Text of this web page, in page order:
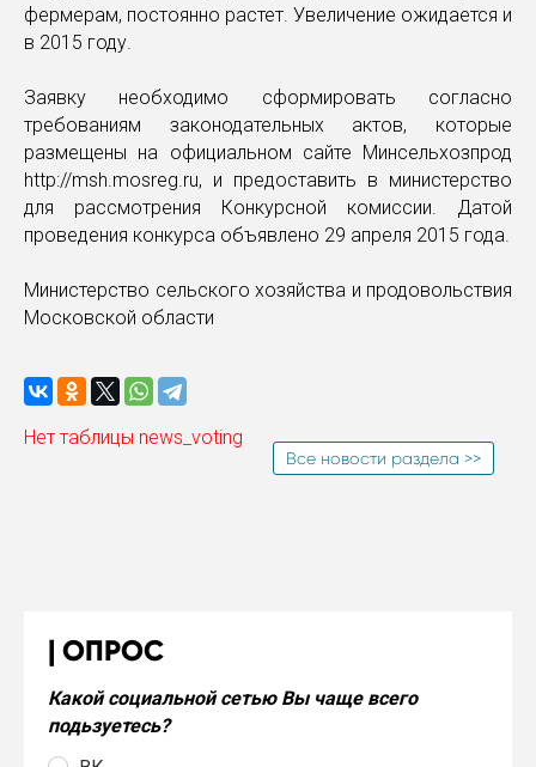
фермерам, постоянно растет. Увеличение ожидается и
в 2015 году.
Заявку необходимо сформировать согласно
требованиям законодательных актов, которые
размещены на официальном сайте Минсельхозпрод
http://msh.mosreg.ru, и предоставить в министерство
для рассмотрения Конкурсной комиссии. Датой
проведения конкурса объявлено 29 апреля 2015 года.
Министерство сельского хозяйства и продовольствия
Московской области
Нет таблицы news_voting
Все новости раздела >>
ОПРОС
Какой социальной сетью Вы чаще всего
подьзуетесь?